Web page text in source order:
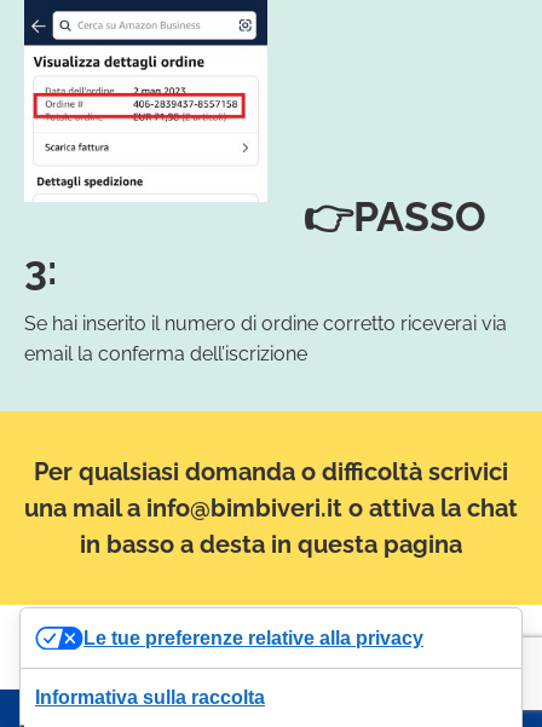
👉PASSO
3:
Se hai inserito il numero di ordine corretto riceverai via
email la conferma dell’iscrizione
Per qualsiasi domanda o difficoltà scrivici
una mail a info@bimbiveri.it o attiva la chat
in basso a desta in questa pagina
Le tue preferenze relative alla privacy
Informativa sulla raccolta